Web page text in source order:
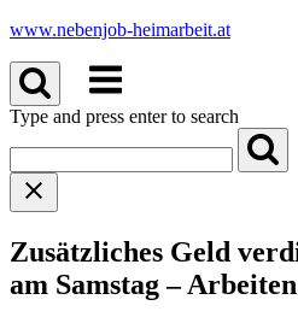
Skip
content
www.nebenjob-heimarbeit.at
Menu
Type and press enter to search
Zusätzliches Geld
am Samstag –